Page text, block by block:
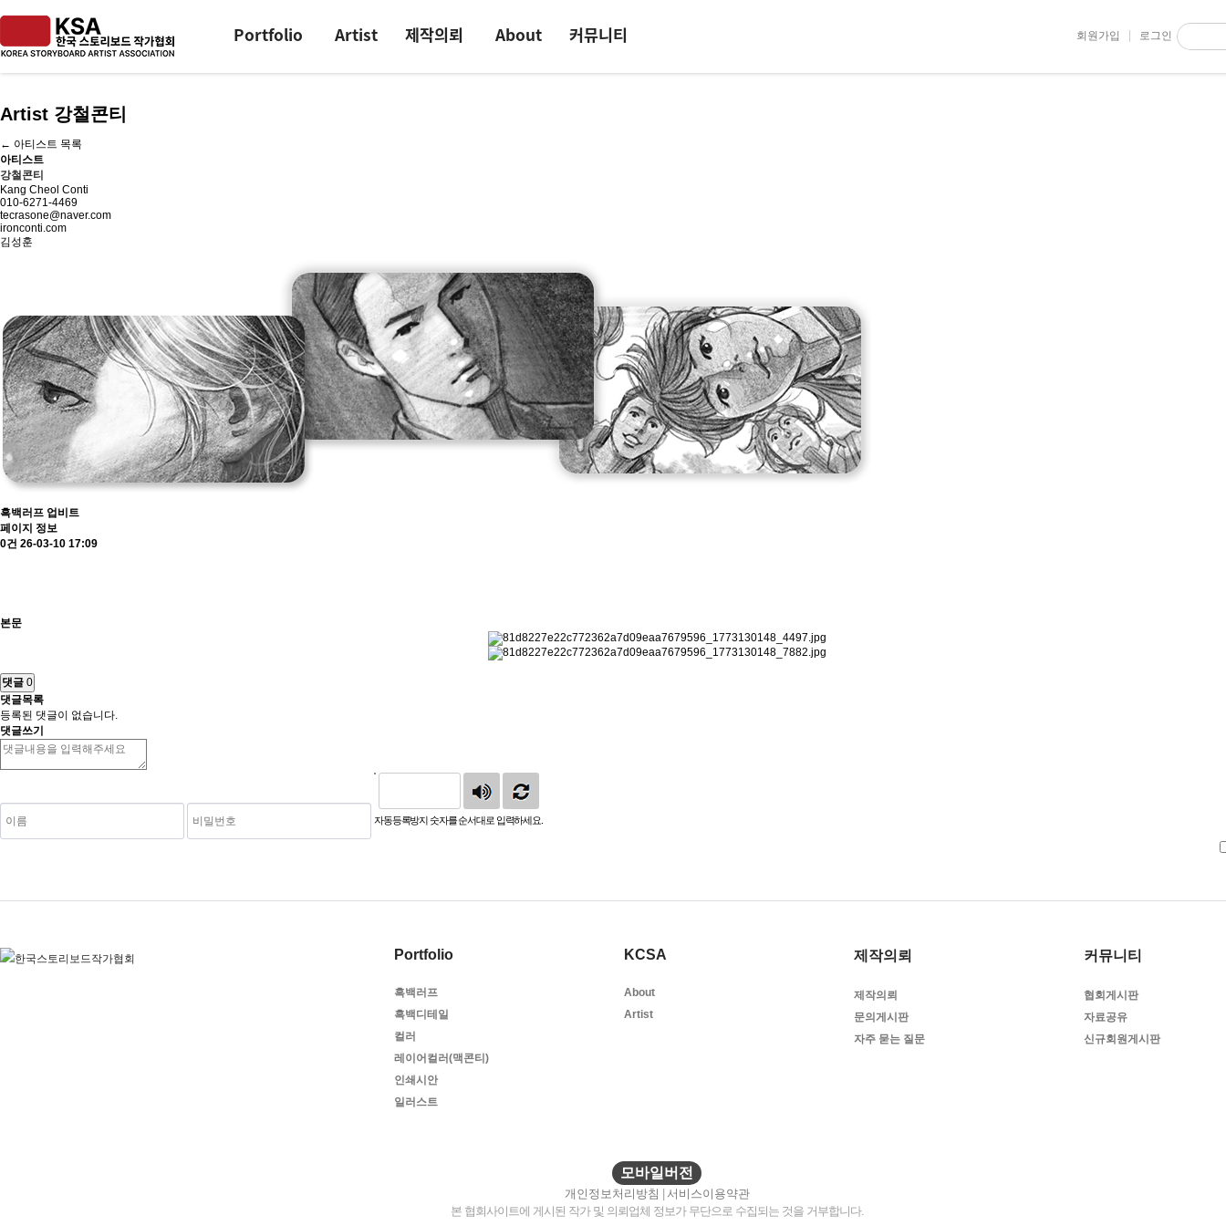
Portfolio Artist 제작의뢰 About 커뮤니티 회원가입 로그인
Artist 강철콘티
← 아티스트 목록
아티스트
강철콘티
Kang Cheol Conti
010-6271-4469
tecrasone@naver.com
ironconti.com
김성훈
흑백러프 업비트
페이지 정보
0건 26-03-10 17:09
본문
댓글 0
댓글목록
등록된 댓글이 없습니다.
댓글쓰기
자동등록방지 숫자를 순서대로 입력하세요.
Portfolio
흑백러프
흑백디테일
컬러
레이어컬러(맥콘티)
인쇄시안
일러스트
KCSA
About
Artist
제작의뢰
제작의뢰
문의게시판
자주 묻는 질문
커뮤니티
협회게시판
자료공유
신규회원게시판
모바일버전
개인정보처리방침
서비스이용약관
본 협회사이트에 게시된 작가 및 의뢰업체 정보가 무단으로 수집되는 것을 거부합니다.